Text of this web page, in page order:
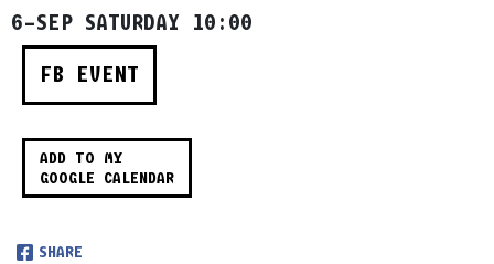
6–SEP SATURDAY 10:00
FB EVENT
ADD TO MY
GOOGLE CALENDAR
SHARE